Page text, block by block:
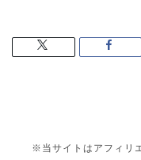
※当サイトはアフィリ